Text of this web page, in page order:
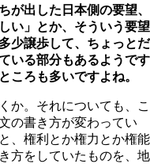
出した日本側の要望、
い」とか、そういう要望
少譲歩して、ちょっとだ
いる部分もあるようです
ころも多いですよね。
か。それについても、こ
の書き方が変わってい
、権利とか権力とか権能
方をしていたものを、地